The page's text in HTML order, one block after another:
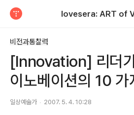
lovesera: ART of
비전과통찰력
[Innovation] 리더
이노베이션의 10 가
일상예술가 2007. 5. 4. 10:28